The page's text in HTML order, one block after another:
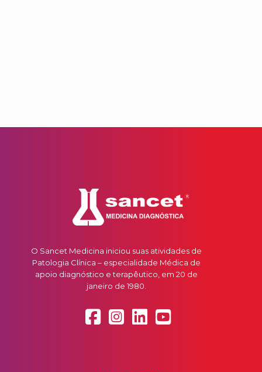
O Sancet Medicina iniciou suas atividades de
Patologia Clínica – especialidade Médica de
apoio diagnóstico e terapêutico, em 20 de
janeiro de 1980.